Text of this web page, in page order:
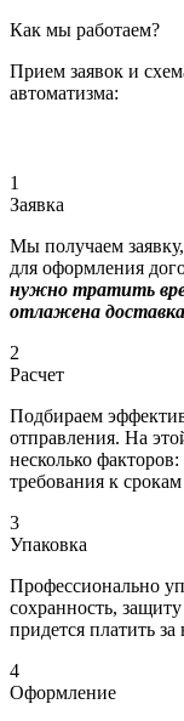
Как мы работаем?
Прием заявок и
автоматизма:
1
Заявка
Мы получаем
для оформления
нужно тратить
отлажена
2
Расчет
Подбираем
отправления. На
несколько
требования к
3
Упаковка
Профессионально
сохранность,
придется платить за
4
Оформление